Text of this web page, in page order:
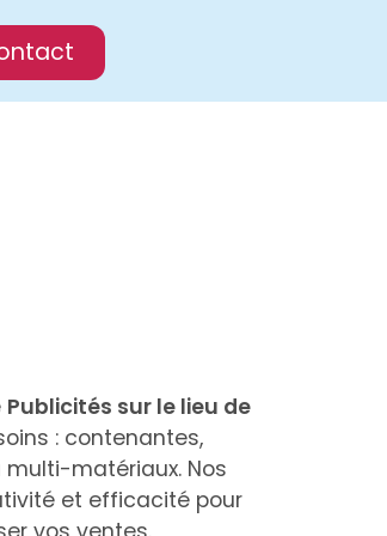
Publicités sur le lieu de
: contenantes,
matériaux. Nos
et efficacité pour